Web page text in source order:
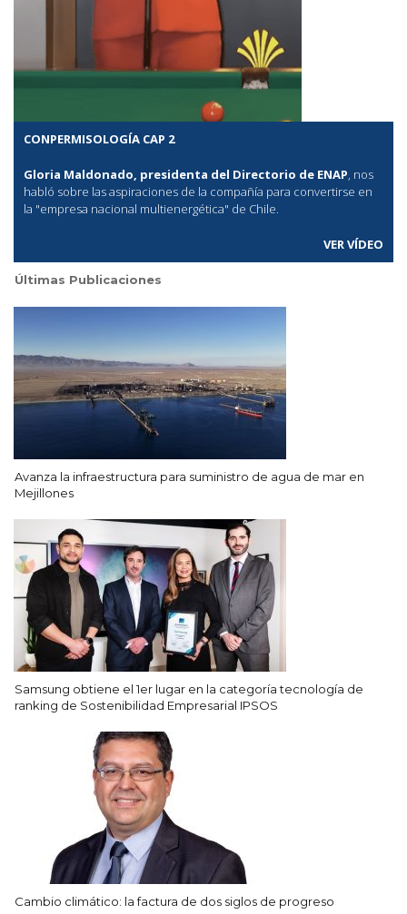
CONPERMISOLOGÍA CAP 2
Gloria Maldonado, presidenta del Directorio de ENAP, nos
habló sobre las aspiraciones de la compañía para convertirse en
la "empresa nacional multienergética" de Chile.
VER VÍDEO
Últimas Publicaciones
Avanza la infraestructura para suministro de agua de mar en
Mejillones
Samsung obtiene el 1er lugar en la categoría tecnología de
ranking de Sostenibilidad Empresarial IPSOS
Cambio climático: la factura de dos siglos de progreso